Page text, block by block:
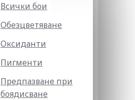
Всички бои
Обезцветяване
Оксиданти
Пигменти
Предпазване при
боядисване